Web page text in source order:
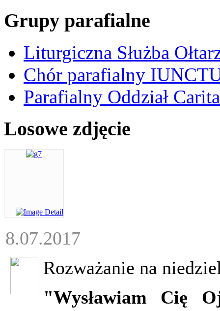
Grupy parafialne
Liturgiczna Służba
Chór parafialny
Parafialny Oddział
Losowe zdjęcie
8.07.2017
Rozważanie na
"Wysławiam Cię